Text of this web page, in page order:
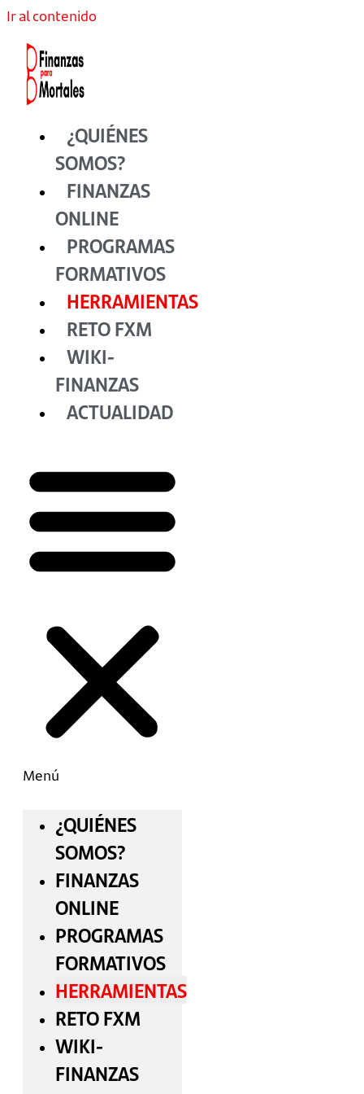
Ir al contenido
¿QUIÉNES
SOMOS?
FINANZAS
ONLINE
PROGRAMAS
FORMATIVOS
HERRAMIENTAS
RETO FXM
WIKI-
FINANZAS
ACTUALIDAD
Menú
¿QUIÉNES
SOMOS?
FINANZAS
ONLINE
PROGRAMAS
FORMATIVOS
HERRAMIENTAS
RETO FXM
WIKI-
FINANZAS